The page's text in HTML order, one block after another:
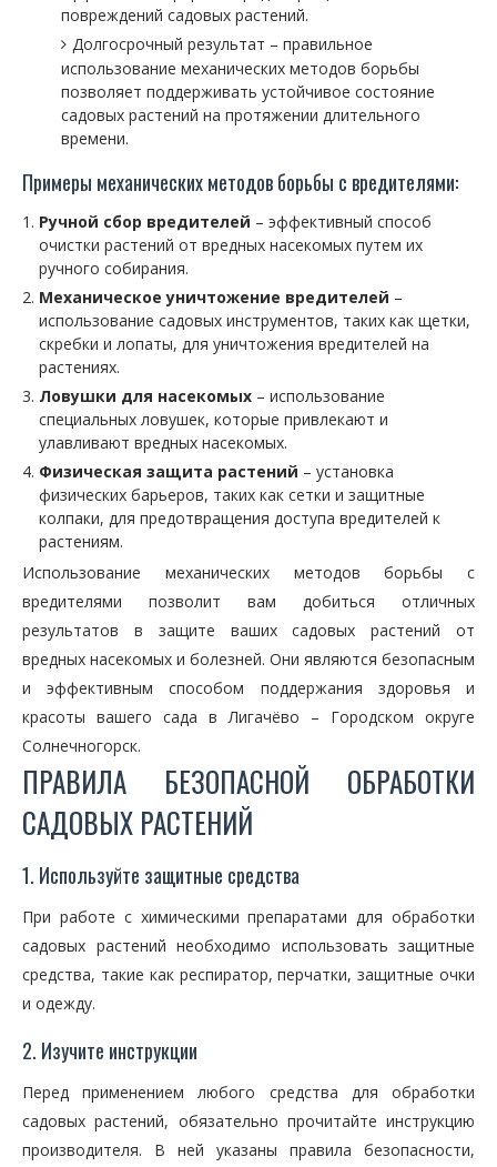
повреждений садовых растений.
Долгосрочный результат – правильное
использование механических методов борьбы
позволяет поддерживать устойчивое состояние
садовых растений на протяжении длительного
времени.
Примеры механических методов борьбы с вредителями:
Ручной сбор вредителей – эффективный способ
очистки растений от вредных насекомых путем их
ручного собирания.
Механическое уничтожение вредителей –
использование садовых инструментов, таких как щетки,
скребки и лопаты, для уничтожения вредителей на
растениях.
Ловушки для насекомых – использование
специальных ловушек, которые привлекают и
улавливают вредных насекомых.
Физическая защита растений – установка
физических барьеров, таких как сетки и защитные
колпаки, для предотвращения доступа вредителей к
растениям.
Использование механических методов борьбы с
вредителями позволит вам добиться отличных
результатов в защите ваших садовых растений от
вредных насекомых и болезней. Они являются безопасным
и эффективным способом поддержания здоровья и
красоты вашего сада в Лигачёво – Городском округе
Солнечногорск.
ПРАВИЛА БЕЗОПАСНОЙ ОБРАБОТКИ
САДОВЫХ РАСТЕНИЙ
1. Используйте защитные средства
При работе с химическими препаратами для обработки
садовых растений необходимо использовать защитные
средства, такие как респиратор, перчатки, защитные очки
и одежду.
2. Изучите инструкции
Перед применением любого средства для обработки
садовых растений, обязательно прочитайте инструкцию
производителя. В ней указаны правила безопасности,